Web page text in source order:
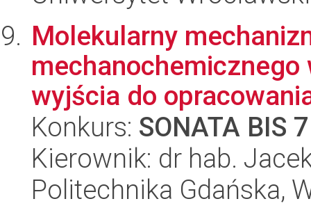
Molekularny
wyjścia do
Konkurs: SONATA BIS 7
Kierownik: dr hab.
Politechnika Gdańska,